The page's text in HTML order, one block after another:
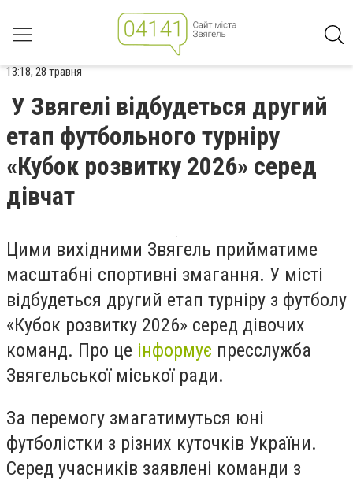
13:18, 28 травня
У Звягелі відбудеться другий
етап футбольного турніру
«Кубок розвитку 2026» серед
дівчат
Цими вихідними Звягель прийматиме
масштабні спортивні змагання. У місті
відбудеться другий етап турніру з футболу
«Кубок розвитку 2026» серед дівочих
команд. Про це інформує пресслужба
Звягельської міської ради.
За перемогу змагатимуться юні
футболістки з різних куточків України.
Серед учасників заявлені команди з